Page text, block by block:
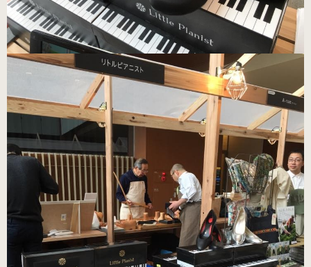
（ヒール高2.5cm）
ピアニスト用（ヒール高5cm）
3WAY(ブラック・本革)
（22.0～25.0cm）
3WAY (シルバー・本革)
（22.0～25.0cm）
3WAY (ゴールド・本革)
数量限定商品（22.0～25.0cm）